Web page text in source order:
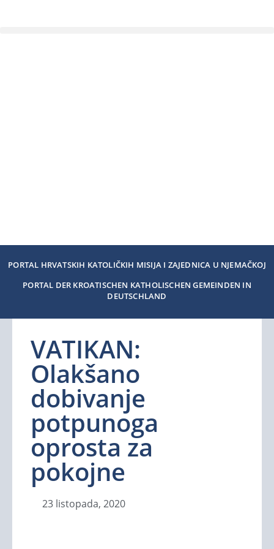
PORTAL HRVATSKIH KATOLIČKIH MISIJA I ZAJEDNICA U NJEMAČKOJ
PORTAL DER KROATISCHEN KATHOLISCHEN GEMEINDEN IN
DEUTSCHLAND
VATIKAN:
Olakšano
dobivanje
potpunoga
oprosta za
pokojne
23 listopada, 2020